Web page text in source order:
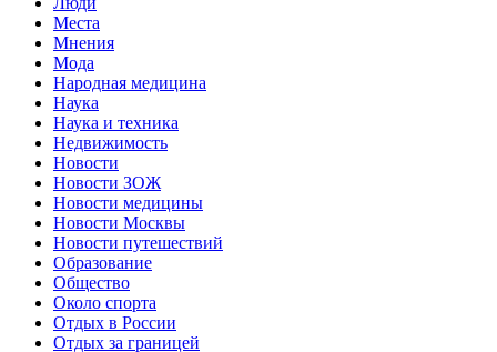
Места
Мнения
Мода
Народная медицина
Наука
Наука и техника
Недвижимость
Новости
Новости ЗОЖ
Новости медицины
Новости Москвы
Новости путешествий
Образование
Общество
Около спорта
Отдых в России
Отдых за границей